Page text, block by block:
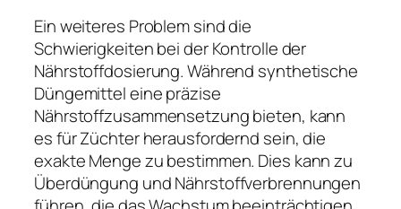
Ein weiteres Problem sind die
Schwierigkeiten bei der Kontrolle der
Nährstoffdosierung. Während synthetische
Düngemittel eine präzise
Nährstoffzusammensetzung bieten, kann
es für Züchter herausfordernd sein, die
exakte Menge zu bestimmen. Dies kann zu
Überdüngung und Nährstoffverbrennungen